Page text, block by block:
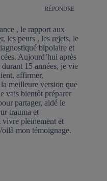
RÉPONDRE
, le rapport aux
les peurs , les rejets, le
bipolaire et
Aujourd’hui après
15 années, je vie
affirmer,
meilleure version que
vais bientôt préparer
partager, aidé le
trauma et
vivre pleinement et
mon témoignage.